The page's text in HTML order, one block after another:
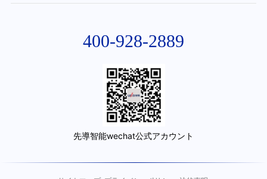
400-928-2889
先導智能wechat公式アカウント